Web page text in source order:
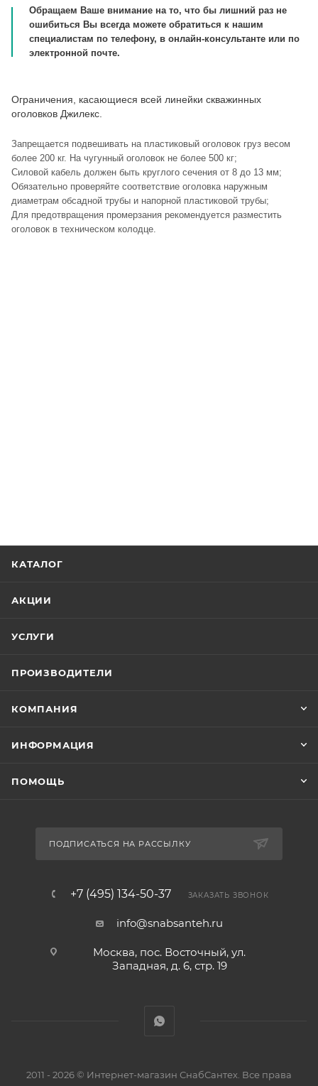
Обращаем Ваше внимание на то, что бы лишний раз не
ошибиться Вы всегда можете обратиться к нашим
специалистам по телефону, в онлайн-консультанте или по
электронной почте.
Ограничения, касающиеся всей линейки скважинных
оголовков Джилекс.
Запрещается подвешивать на пластиковый оголовок груз весом
более 200 кг. На чугунный оголовок не более 500 кг;
Силовой кабель должен быть круглого сечения от 8 до 13 мм;
Обязательно проверяйте соответствие оголовка наружным
диаметрам обсадной трубы и напорной пластиковой трубы;
Для предотвращения промерзания рекомендуется разместить
оголовок в техническом колодце.
КАТАЛОГ
АКЦИИ
УСЛУГИ
ПРОИЗВОДИТЕЛИ
КОМПАНИЯ
ИНФОРМАЦИЯ
ПОМОЩЬ
ПОДПИСАТЬСЯ НА РАССЫЛКУ
+7 (495) 134-50-37 ЗАКАЗАТЬ ЗВОНОК
info@snabsanteh.ru
Москва, пос. Восточный, ул.
Западная, д. 6, стр. 19
2011 - 2026 © Интернет-магазин СнабСантех. Все права